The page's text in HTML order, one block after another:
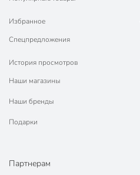
Избранное
Спецпредложения
История просмотров
Наши магазины
Наши бренды
Подарки
Партнерам